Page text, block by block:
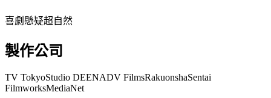
喜劇 懸疑超自然
製作公司
TV TokyoStudio DEENADV FilmsRakuonshaSentai
FilmworksMediaNet